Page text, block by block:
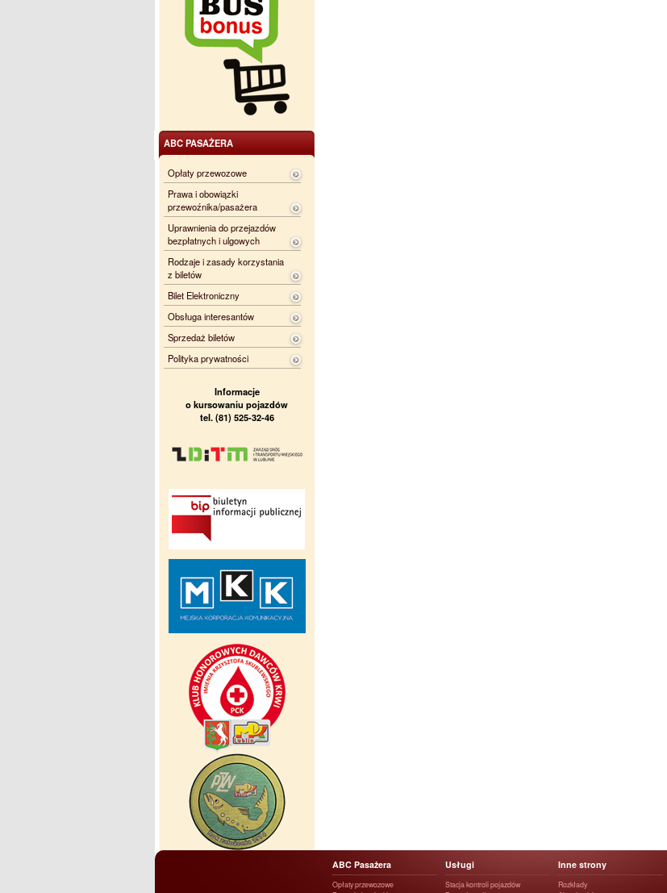
ABC PASAŻERA
Opłaty przewozowe
Prawa i obowiązki
przewoźnika/pasażera
Uprawnienia do przejazdów
bezpłatnych i ulgowych
Rodzaje i zasady korzystania
z biletów
Bilet Elektroniczny
Obsługa interesantów
Sprzedaż biletów
Polityka prywatności
Informacje
o kursowaniu pojazdów
tel. (81) 525-32-46
ABC Pasażera
Opłaty przewozowe
Usługi
Stacja kontroli pojazdów
Inne strony
Rozkłady